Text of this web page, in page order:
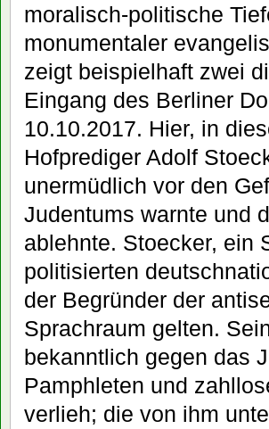
moralisch-politische
monumentaler
zeigt beispielhaft zwei
Eingang des Berliner
10.10.2017. Hier, in
Hofprediger Adolf
unermüdlich vor den
Judentums warnte und
ablehnte. Stoecker, ein
politisierten
der Begründer der
Sprachraum gelten.
bekanntlich gegen das
Pamphleten und
verlieh; die von ihm